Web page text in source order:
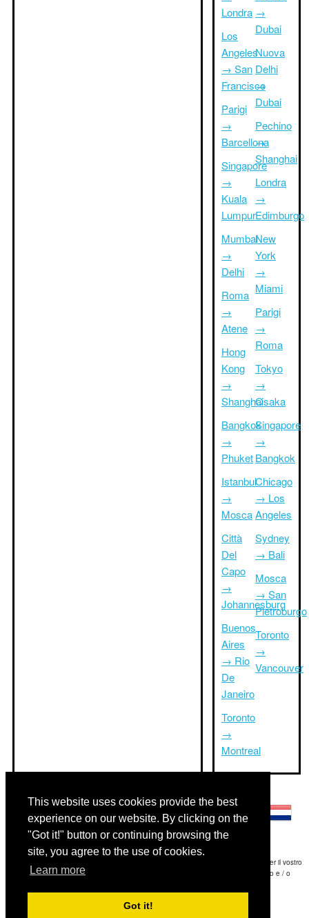
This website uses cookies provide the best
experience on our website. By clicking on the
"Got it!" button or continuing browsing the
site, you agree to the use of cookies.
Learn more
Got it!
Londra
Los
Angeles
→ San
Francisco
Parigi
→
Barcellona
Singapore
→
Kuala
Lumpur
Mumbai
→
Delhi
Roma
→
Atene
Hong
Kong
→
Shanghai
Bangkok
→
Phuket
Istanbul
→
Mosca
Città
Del
Capo
→
Johannesburg
Buenos
Aires
→ Rio
De
Janeiro
Toronto
→
Montreal
→
Dubai
Nuova
Delhi
→
Dubai
Pechino
→
Shanghai
Londra
→
Edimburgo
New
York
→
Miami
Parigi
→
Roma
Tokyo
→
Osaka
Singapore
→
Bangkok
Chicago
→ Los
Angeles
Sydney
→ Bali
Mosca
→ San
Pietroburgo
Toronto
→
Vancouver
Disclaimer: Le informazioni visualizzate su questo sito è la nostra migliore stima e per il vostro
riferimento soltanto.Triptimeto.com non è responsabile di eventuali ritardi viaggio e / o